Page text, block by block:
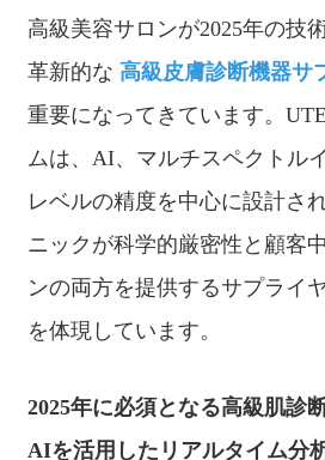
高級美容サロンが2025年の技
革新的な 高級皮膚診断機器サ
重要になってきています。
ムは、AI、マルチスペクトル
レベルの精度を中心に設計さ
ニックが科学的厳密性と顧客
ンの両方を提供するサプライ
を体現しています。
2025年に必須となる高級肌診
AIを活用したリアルタイム分